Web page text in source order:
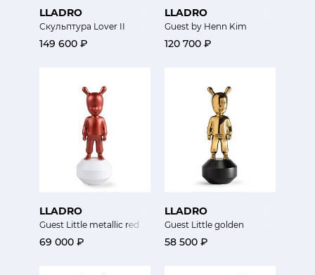
LLADRO
Скульптура Lover II
149 600 ₽
LLADRO
Guest by Henn Kim
120 700 ₽
LLADRO
Guest Little metallic red
69 000 ₽
LLADRO
Guest Little golden
58 500 ₽